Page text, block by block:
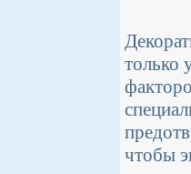
только
чтобы